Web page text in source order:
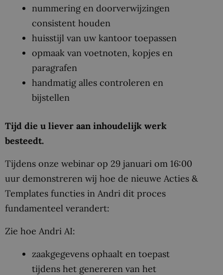
nummering en doorverwijzingen
consistent houden
huisstijl van uw kantoor toepassen
opmaak van voetnoten, kopjes en
paragrafen
handmatig alles controleren en
bijstellen
Tijd die u liever aan inhoudelijk werk
besteedt.
Tijdens onze webinar op 29 januari om 16:00
uur demonstreren wij hoe de nieuwe Acties &
Templates functies in Andri dit proces
fundamenteel verandert:
Zie hoe Andri AI:
zaakgegevens ophaalt en toepast
tijdens het genereren van het